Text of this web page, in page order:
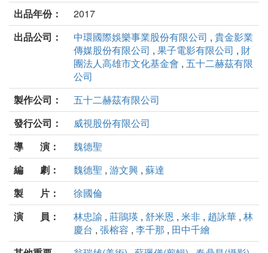
出品年份：
2017
出品公司：
中環國際娛樂事業股份有限公司 , 貴金影業
傳媒股份有限公司 , 果子電影有限公司 , 財
團法人高雄市文化基金會 , 五十二赫茲有限
公司
製作公司：
五十二赫茲有限公司
發行公司：
威視股份有限公司
導 演：
魏德聖
編 劇：
魏德聖 , 游文興 , 蘇達
製 片：
徐國倫
演 員：
林忠諭 , 莊鵑瑛 , 舒米恩 , 米非 , 趙詠華 , 林
慶台 , 張榕容 , 李千那 , 田中千繪